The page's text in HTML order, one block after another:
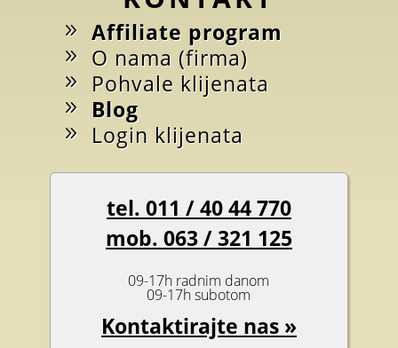
Affiliate program
O nama (firma)
Pohvale klijenata
Blog
Login klijenata
tel. 011 / 40 44 770
mob. 063 / 321 125
09-17h radnim danom
09-17h subotom
Kontaktirajte nas »